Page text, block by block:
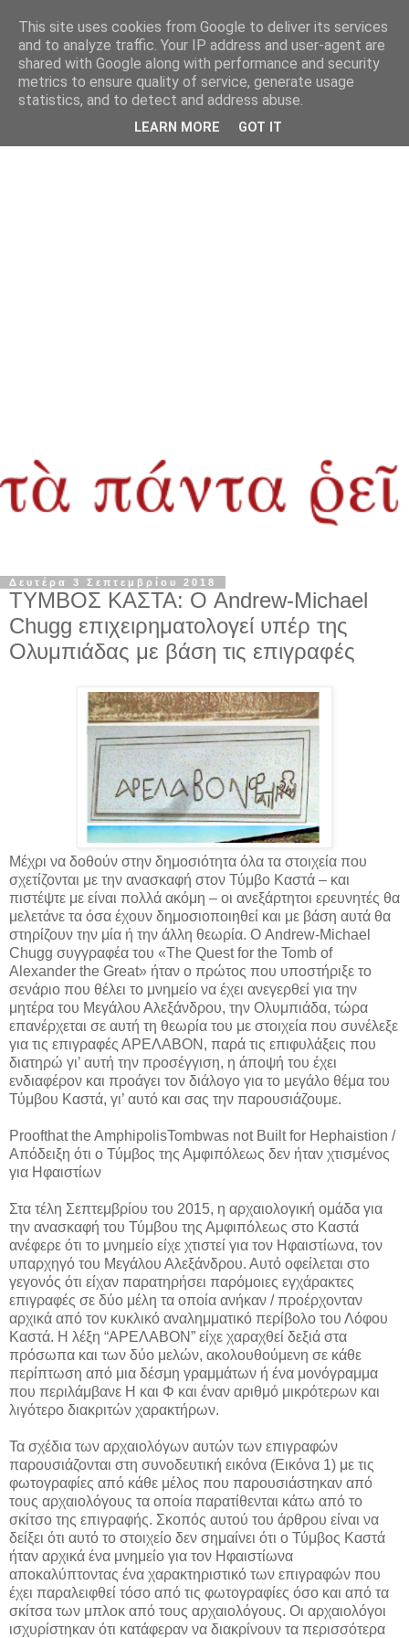
Δευτέρα 3 Σεπτεμβρίου 2018
ΤΥΜΒΟΣ ΚΑΣΤΑ: Ο Andrew-Michael
Chugg επιχειρηματολογεί υπέρ της
Ολυμπιάδας με βάση τις επιγραφές
Μέχρι να δοθούν στην δημοσιότητα όλα τα στοιχεία που
σχετίζονται με την ανασκαφή στον Τύμβο Καστά – και
πιστέψτε με είναι πολλά ακόμη – οι ανεξάρτητοι ερευνητές θα
μελετάνε τα όσα έχουν δημοσιοποιηθεί και με βάση αυτά θα
στηρίζουν την μία ή την άλλη θεωρία. Ο Andrew-Michael
Chugg συγγραφέα του «The Quest for the Tomb of
Alexander the Great» ήταν ο πρώτος που υποστήριξε το
σενάριο που θέλει το μνημείο να έχει ανεγερθεί για την
μητέρα του Μεγάλου Αλεξάνδρου, την Ολυμπιάδα, τώρα
επανέρχεται σε αυτή τη θεωρία του με στοιχεία που συνέλεξε
για τις επιγραφές ΑΡΕΛΑΒΟΝ, παρά τις επιφυλάξεις που
διατηρώ γι’ αυτή την προσέγγιση, η άποψή του έχει
ενδιαφέρον και προάγει τον διάλογο για το μεγάλο θέμα του
Τύμβου Καστά, γι’ αυτό και σας την παρουσιάζουμε.
Proofthat the AmphipolisTombwas not Built for Hephaistion /
Απόδειξη ότι ο Τύμβος της Αμφιπόλεως δεν ήταν χτισμένος
για Ηφαιστίων
Στα τέλη Σεπτεμβρίου του 2015, η αρχαιολογική ομάδα για
την ανασκαφή του Τύμβου της Αμφιπόλεως στο Καστά
ανέφερε ότι το μνημείο είχε χτιστεί για τον Ηφαιστίωνα, τον
υπαρχηγό του Μεγάλου Αλεξάνδρου. Αυτό οφείλεται στο
γεγονός ότι είχαν παρατηρήσει παρόμοιες εγχάρακτες
επιγραφές σε δύο μέλη τα οποία ανήκαν / προέρχονταν
αρχικά από τον κυκλικό αναλημματικό περίβολο του Λόφου
Καστά. Η λέξη “ΑΡΕΛΑΒΟΝ” είχε χαραχθεί δεξιά στα
πρόσωπα και των δύο μελών, ακολουθούμενη σε κάθε
περίπτωση από μια δέσμη γραμμάτων ή ένα μονόγραμμα
που περιλάμβανε Η και Φ και έναν αριθμό μικρότερων και
λιγότερο διακριτών χαρακτήρων.
Τα σχέδια των αρχαιολόγων αυτών των επιγραφών
παρουσιάζονται στη συνοδευτική εικόνα (Εικόνα 1) με τις
φωτογραφίες από κάθε μέλος που παρουσιάστηκαν από
τους αρχαιολόγους τα οποία παρατίθενται κάτω από το
σκίτσο της επιγραφής. Σκοπός αυτού του άρθρου είναι να
δείξει ότι αυτό το στοιχείο δεν σημαίνει ότι ο Τύμβος Καστά
ήταν αρχικά ένα μνημείο για τον Ηφαιστίωνα
αποκαλύπτοντας ένα χαρακτηριστικό των επιγραφών που
έχει παραλειφθεί τόσο από τις φωτογραφίες όσο και από τα
σκίτσα των μπλοκ από τους αρχαιολόγους. Οι αρχαιολόγοι
ισχυρίστηκαν ότι κατάφεραν να διακρίνουν τα περισσότερα
This site uses cookies from Google to deliver its services
and to analyze traffic. Your IP address and user-agent are
shared with Google along with performance and security
metrics to ensure quality of service, generate usage
statistics, and to detect and address abuse.
LEARN MORE GOT IT